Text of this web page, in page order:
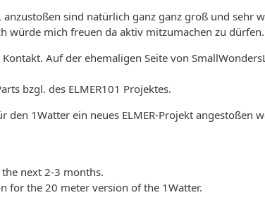
anzustoßen sind natürlich ganz ganz groß und sehr
würde mich freuen da aktiv mitzumachen zu dürfen.
Auf der ehemaligen Seite von
bzgl. des ELMER101 Projektes.
1Watter ein neues ELMER-Projekt angestoßen
next 2-3 months.
for the 20 meter version of the 1Watter.